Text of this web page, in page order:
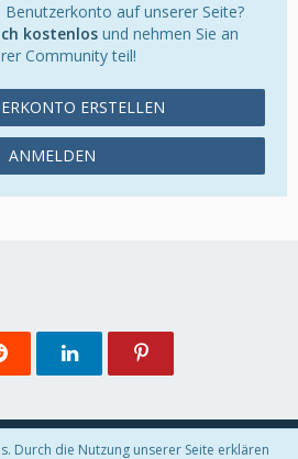
Benutzerkonto auf unserer Seite?
kostenlos und nehmen Sie an
Community teil!
ERSTELLEN
ANMELDEN
Impressum
Durch die Nutzung unserer Seite erklären